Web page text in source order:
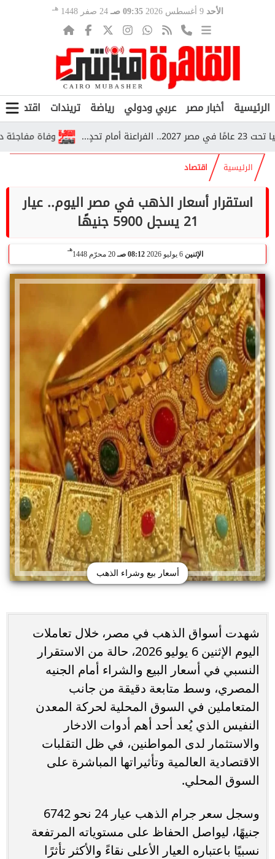
الأحد 9 أغسطس 2026 09:35 صـ 24 صفر 1448 هـ
الرئيسية أخبار مصر عربي ودولي رياضة تريندات اقتصاد
وفاة مفاجئة داخل قطار بأسيوط.. 5 أطفال
الرئيسية اقتصاد
استقرار أسعار الذهب في مصر اليوم.. عيار
21 يسجل 5900 جنيهًا
الإثنين 6 يوليو 2026 08:12 صـ 20 محرّم 1448
هـ
أسعار بيع وشراء الذهب
شهدت أسواق الذهب في مصر، خلال تعاملات
اليوم الإثنين 6 يوليو 2026، حالة من الاستقرار
النسبي في أسعار البيع والشراء أمام الجنيه
المصري، وسط متابعة دقيقة من جانب
المتعاملين في السوق المحلية لحركة المعدن
النفيس الذي يُعد أحد أهم أدوات الادخار
والاستثمار لدى المواطنين، في ظل التقلبات
الاقتصادية العالمية وتأثيراتها المباشرة على
السوق المحلي.
وسجل سعر جرام الذهب عيار 24 نحو 6742
جنيهًا، ليواصل الحفاظ على مستوياته المرتفعة
نسبيًا باعتباره العيار الأعلى نقاءً والأكثر تأثرًا